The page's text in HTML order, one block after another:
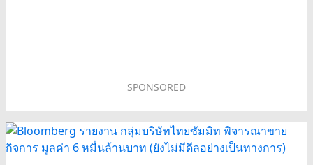
SPONSORED